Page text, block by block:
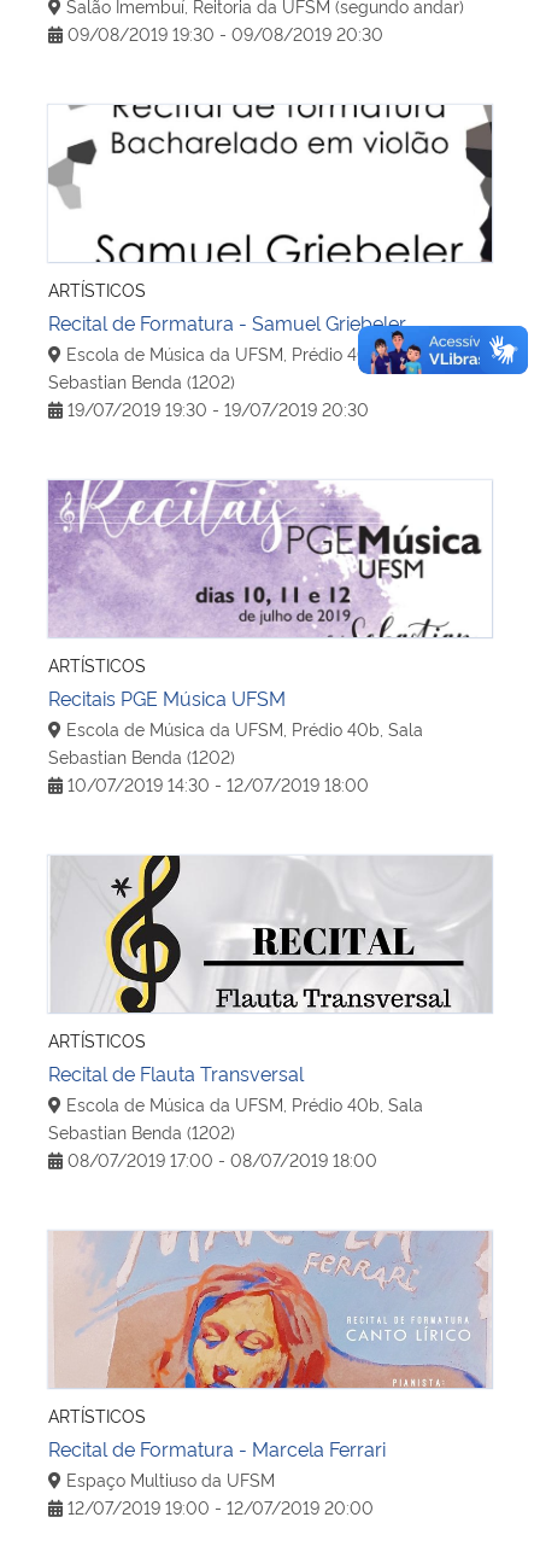
Salão Imembuí, Reitoria da UFSM (segundo andar)
09/08/2019 19:30 - 09/08/2019 20:30
Recital de Formatura - Samuel Griebeler
ARTÍSTICOS
Recital de Formatura - Samuel Griebeler
Escola de Música da UFSM, Prédio 40b, Sala
Sebastian Benda (1202)
19/07/2019 19:30 - 19/07/2019 20:30
Recitais PGE Música UFSM
ARTÍSTICOS
Recitais PGE Música UFSM
Escola de Música da UFSM, Prédio 40b, Sala
Sebastian Benda (1202)
10/07/2019 14:30 - 12/07/2019 18:00
Recital de Flauta Transversal
ARTÍSTICOS
Recital de Flauta Transversal
Escola de Música da UFSM, Prédio 40b, Sala
Sebastian Benda (1202)
08/07/2019 17:00 - 08/07/2019 18:00
Recital de Formatura - Marcela Ferrari
ARTÍSTICOS
Recital de Formatura - Marcela Ferrari
Espaço Multiuso da UFSM
12/07/2019 19:00 - 12/07/2019 20:00